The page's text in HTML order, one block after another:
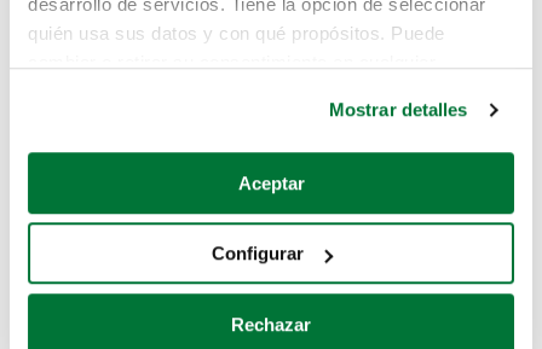
desarrollo de servicios. Tiene la opción de seleccionar
quién usa sus datos y con qué propósitos. Puede
Si lo permite, también quisiéramos:
Recopilar información sobre su ubicación geográfica
Identificar su dispositivo analizándolo activamente
para buscar características específicas (huellas
Mostrar detalles
Aceptar
Configurar
Rechazar
Pero puedes encontrar el coche que estás
buscando en alguno de estos enlaces:
Coches de segunda mano
Coches de km0